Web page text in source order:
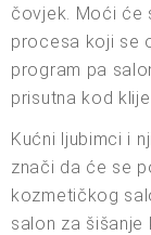
čovjek. Moći će
procesa koji se
program pa
prisutna kod
Kućni ljubimci i
znači da će se
kozmetičkog
salon za šišanje